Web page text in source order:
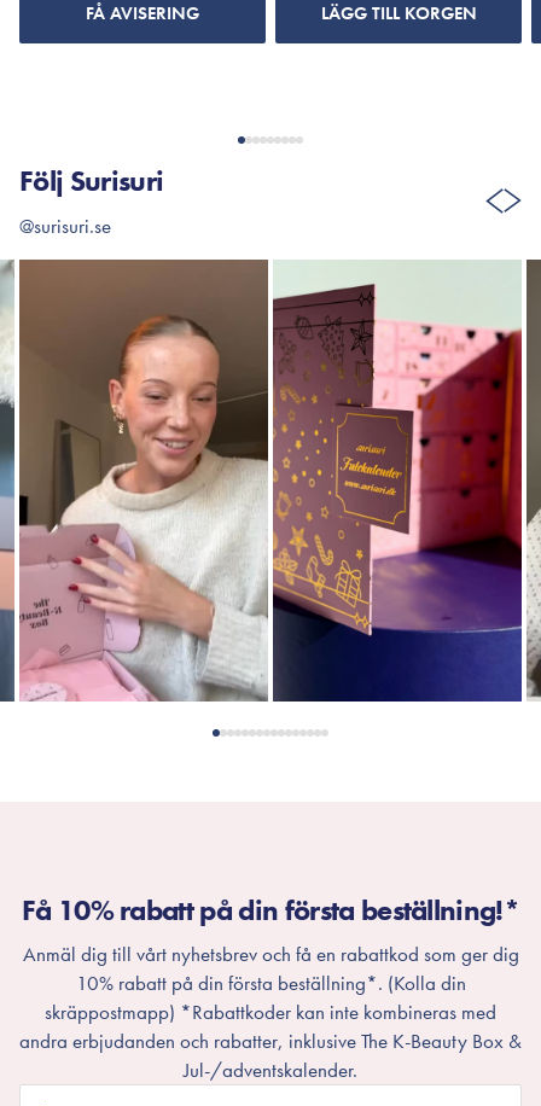
FÅ AVISERING LÄGG TILL KORGEN
Följ Surisuri
@surisuri.se
Få 10% rabatt på din första beställning!*
Anmäl dig till vårt nyhetsbrev och få en rabattkod som ger dig
10% rabatt på din första beställning*. (Kolla din
skräppostmapp) *Rabattkoder kan inte kombineras med
andra erbjudanden och rabatter, inklusive The K-Beauty Box &
Jul-/adventskalender.